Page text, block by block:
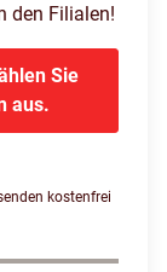
den Filialen!
Sie
aus.
kostenfrei